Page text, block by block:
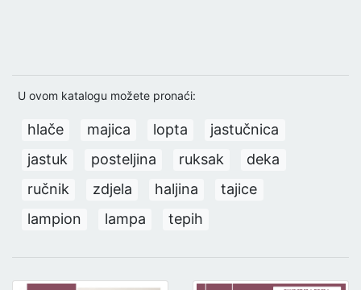
U ovom katalogu možete pronaći:
hlače majica lopta
jastučnica
jastuk
posteljina ruksak
deka
ručnik
zdjela haljina
tajice
lampion
lampa tepih